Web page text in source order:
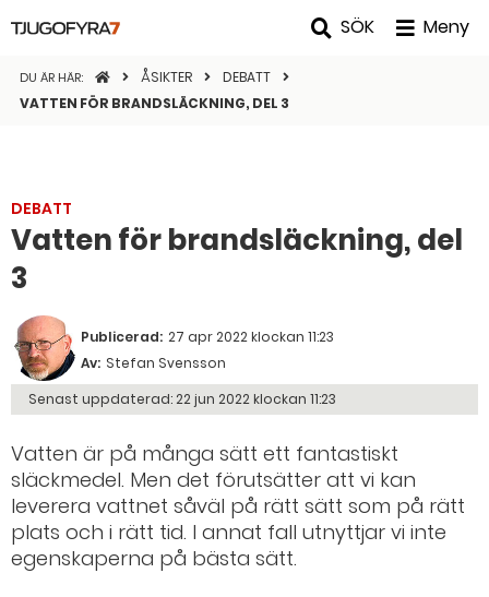
SÖK Meny
DU ÄR HÄR: STARTSIDAN
ÅSIKTER
DEBATT
VATTEN FÖR BRANDSLÄCKNING, DEL 3
DEBATT
Vatten för brandsläckning, del
3
Publicerad: 27 apr 2022 klockan 11:23
Av: Stefan Svensson
Senast uppdaterad:22 jun 2022 klockan 11:23
Vatten är på många sätt ett fantastiskt
släckmedel. Men det förutsätter att vi kan
leverera vattnet såväl på rätt sätt som på rätt
plats och i rätt tid. I annat fall utnyttjar vi inte
egenskaperna på bästa sätt.